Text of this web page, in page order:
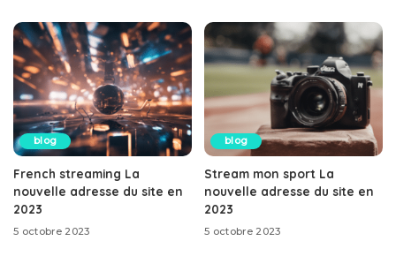
blog
French streaming La
nouvelle adresse du site en
2023
5 octobre 2023
blog
Stream mon sport La
nouvelle adresse du site en
2023
5 octobre 2023